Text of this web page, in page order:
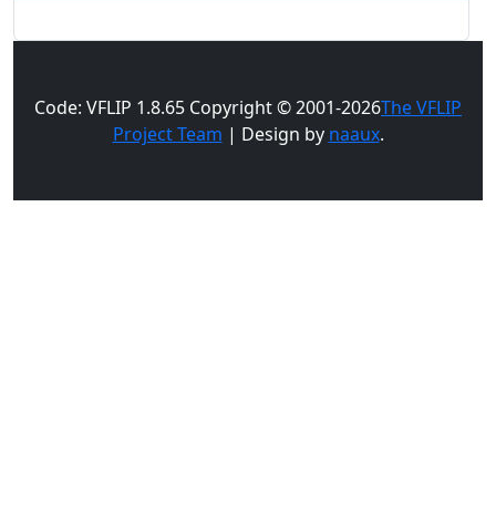
Code: VFLIP 1.8.65 Copyright © 2001-2026The VFLIP
Project Team | Design by naaux.